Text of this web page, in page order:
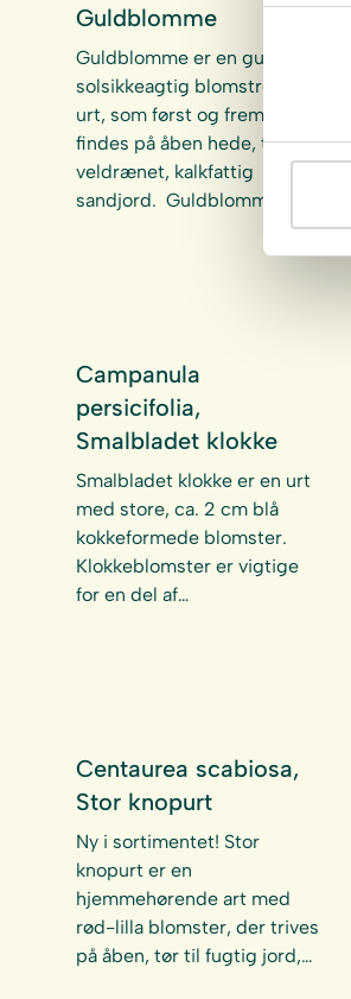
Guldblomme
Guldblomme er en gul
solsikkeagtig blomstrende
urt, som først og fremmest
findes på åben hede, tør-
veldrænet, kalkfattig
sandjord. Guldblomme er…
Campanula
persicifolia,
Smalbladet klokke
Smalbladet klokke er en urt
med store, ca. 2 cm blå
kokkeformede blomster.
Klokkeblomster er vigtige
for en del af…
Centaurea scabiosa,
Stor knopurt
Ny i sortimentet! Stor
knopurt er en
hjemmehørende art med
rød-lilla blomster, der trives
på åben, tør til fugtig jord,…